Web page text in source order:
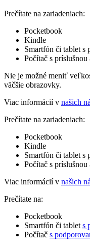
Prečítate na zariadeniach:
Pocketbook
Kindle
Smartfón či tablet s
Počítač s
Nie je možné meniť
väčšie obrazovky.
Viac informácií v našich
Prečítate na zariadeniach:
Pocketbook
Kindle
Smartfón či tablet s
Počítač s
Viac informácií v našich
Prečítate na:
Pocketbook
Smartfón či tablet s
Počítač s